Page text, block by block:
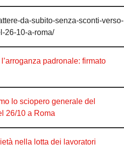
da-subito-senza-sconti-verso-
26-10-a-roma/
padronale: firmato
lo sciopero generale del
26/10 a Roma
nella lotta dei lavoratori